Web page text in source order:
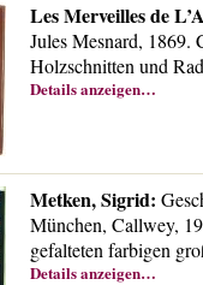
Les Merveilles de
Jules Mesnard, 1869.
Holzschnitten und
Details anzeigen…
Metken, Sigrid:
München, Callwey,
gefalteten farbigen
Details anzeigen…